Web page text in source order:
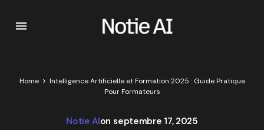
Home
Intelligence Artificielle et Formation 2025 : Guide Pratique
Pour Formateurs
Notie AIon septembre 17, 2025